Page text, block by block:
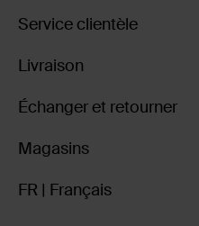
Service clientèle
Livraison
Échanger et retourner
Magasins
FR | Français